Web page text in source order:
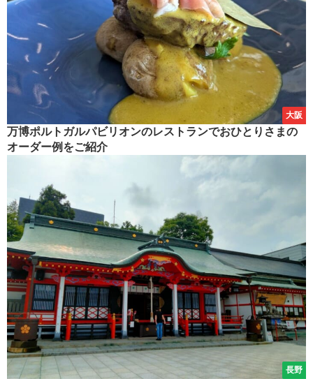
大阪
万博ポルトガルパビリオンのレストランでおひとりさまの
オーダー例をご紹介
長野